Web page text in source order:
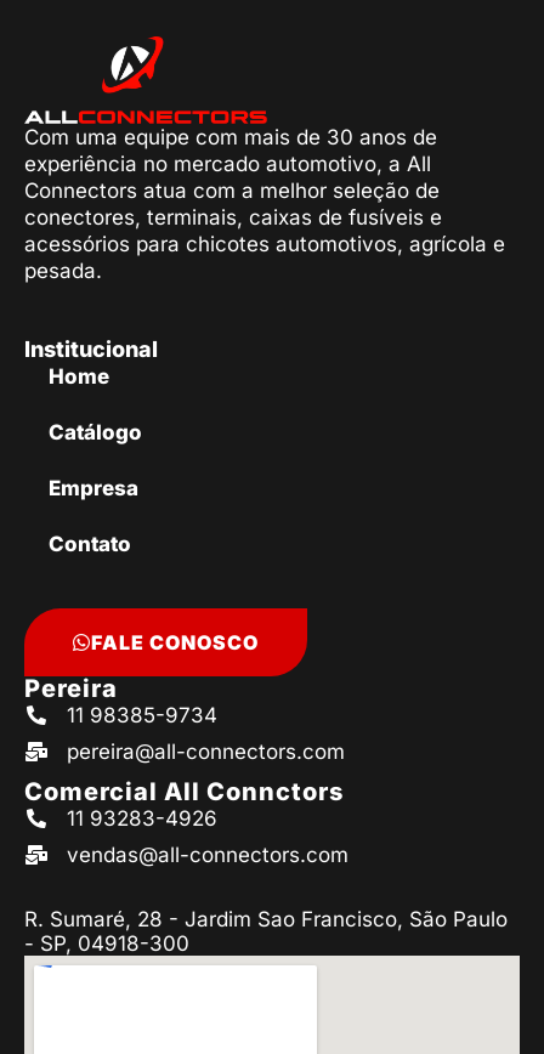
Com uma equipe com mais de 30 anos de
experiência no mercado automotivo, a All
Connectors atua com a melhor seleção de
conectores, terminais, caixas de fusíveis e
acessórios para chicotes automotivos, agrícola e
pesada.
Institucional
Home
Catálogo
Empresa
Contato
FALE CONOSCO
Pereira
11 98385-9734
pereira@all-connectors.com
Comercial All Connctors
11 93283-4926
vendas@all-connectors.com
R. Sumaré, 28 - Jardim Sao Francisco, São Paulo
- SP, 04918-300